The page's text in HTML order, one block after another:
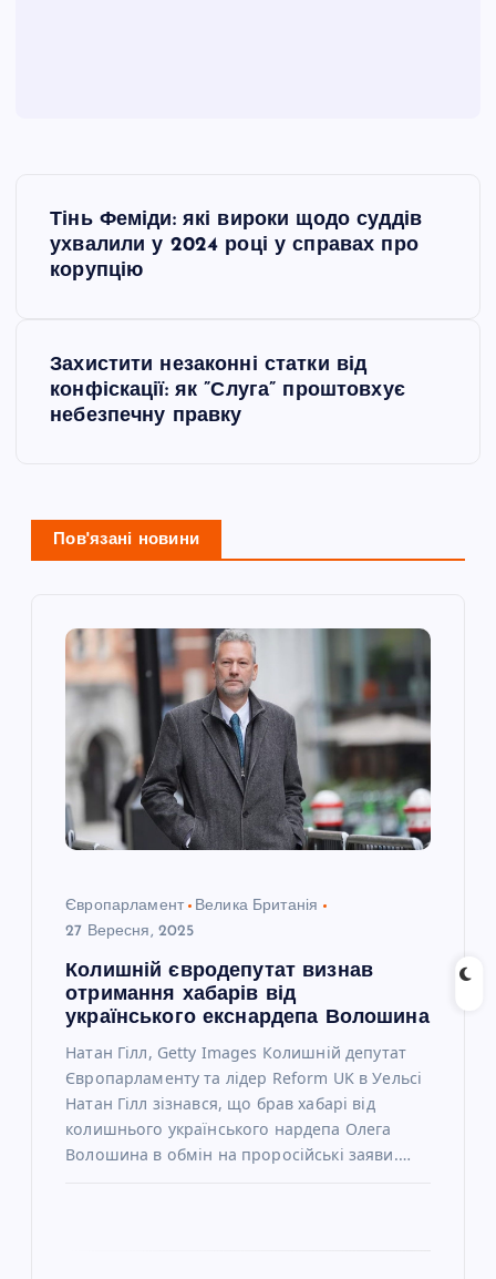
ц
Тінь Феміди: які вироки щодо суддів
ухвалили у 2024 році у справах про
корупцію
Захистити незаконні статки від
конфіскації: як ”Слуга” проштовхує
небезпечну правку
Пов'язані новини
Європарламент
Велика Британія
27 Вересня, 2025
Колишній євродепутат визнав
отримання хабарів від
українського екснардепа Волошина
Натан Гілл, Getty Images Колишній депутат
Європарламенту та лідер Reform UK в Уельсі
Натан Гілл зізнався, що брав хабарі від
колишнього українського нардепа Олега
Волошина в обмін на проросійські заяви.…